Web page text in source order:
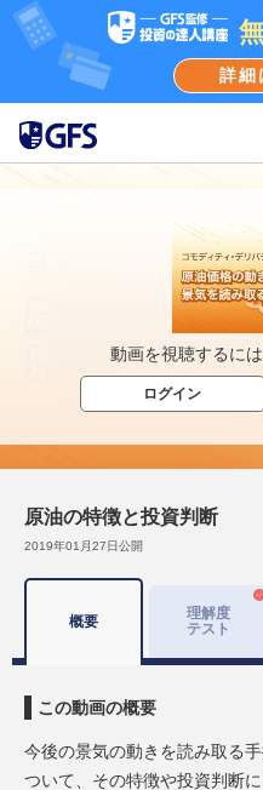
詳細
動画を視聴するに
ログイン
原油の特徴と投資判断
2019年01月27日公開
概要
理解度
テスト
この動画の概要
今後の景気の動きを読み取る
ついて、その特徴や投資判断